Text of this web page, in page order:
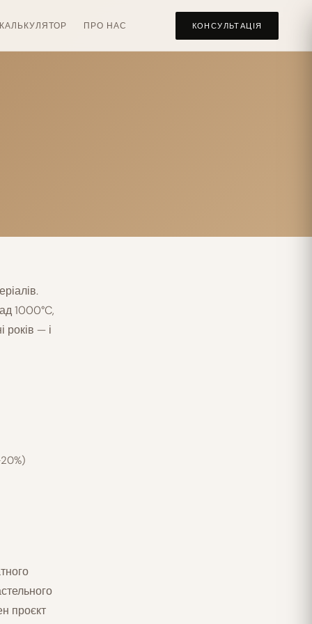
КАЛЬКУЛЯТОР ПРО НАС КОНСУЛЬТАЦІЯ
1000°C,
років — і
проєкт